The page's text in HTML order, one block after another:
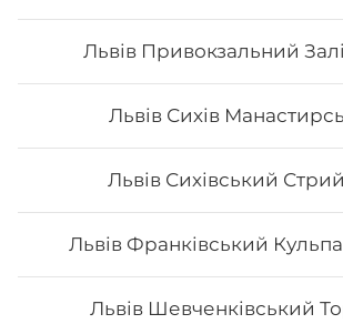
Львів Привокзальний
Львів Сихів
Львів Сихівський
Львів Франківський
Львів Шевченківський
багато корисних елементів та вітамінів,
3. Це ситно. Смачні суші, навіть в
допоможуть втамувати голод.
4. Це красиво. Смачні роли подаються
стануть справжньою прикрасою як
і святкової вечірки.
5. Це не дорого. Якщо ви робите
sushi, то ви приємно здивуєтесь
В суші меню в Osama sushi
Личаківському районі Львова можливо
безкоштовною доставкою, якщо сума